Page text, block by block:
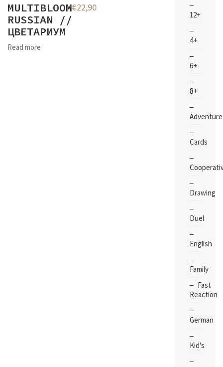
MULTIBLOOM
RUSSIAN //
ЦВЕТАРИУМ
Read more
€22,90
12+
4+
6+
8+
Adventure
Cards
Drawing
Duel
English
Family
Fast
Reaction
German
Kid's